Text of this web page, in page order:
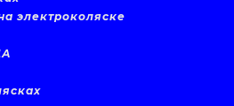
электроколяске